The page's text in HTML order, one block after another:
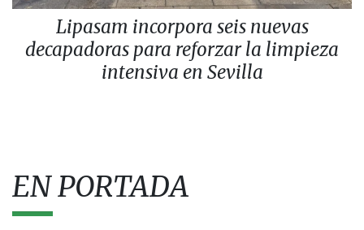
Lipasam incorpora seis nuevas
decapadoras para reforzar la limpieza
intensiva en Sevilla
EN PORTADA